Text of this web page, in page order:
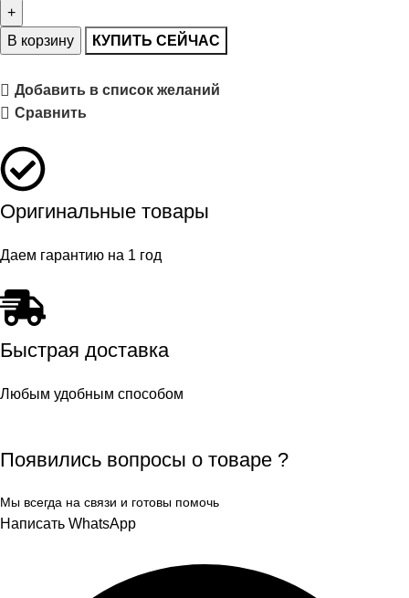
В корзину КУПИТЬ СЕЙЧАС
Добавить в список желаний
Сравнить
Оригинальные товары
Даем гарантию на 1 год
Быстрая доставка
Любым удобным способом
Появились вопросы о товаре ?
Мы всегда на связи и готовы помочь
Написать WhatsApp